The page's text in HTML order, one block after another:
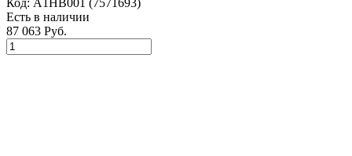
Код: A1HB001 (7571693)
Есть в наличии
87 063 Руб.